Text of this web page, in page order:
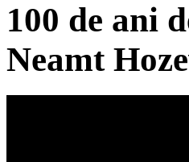
100 de ani
Neamt